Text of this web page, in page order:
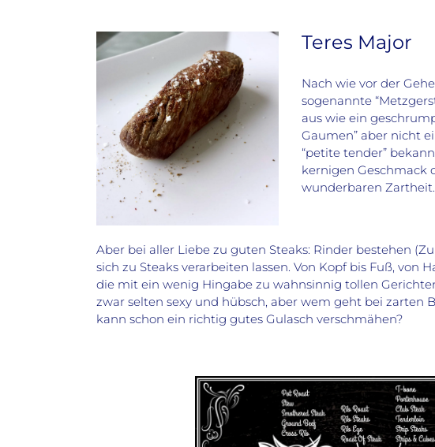
Teres Major
Nach wie vor der
sogenannte
aus wie ein
Gaumen” aber nicht
“petite tender”
kernigen Geschmack
wunderbaren Zartheit.
Aber bei aller Liebe zu guten Steaks: Rinder bestehen
sich zu Steaks verarbeiten lassen. Von Kopf bis Fuß, von
die mit ein wenig Hingabe zu wahnsinnig tollen
zwar selten sexy und hübsch, aber wem geht bei zarten
kann schon ein richtig gutes Gulasch verschmähen?